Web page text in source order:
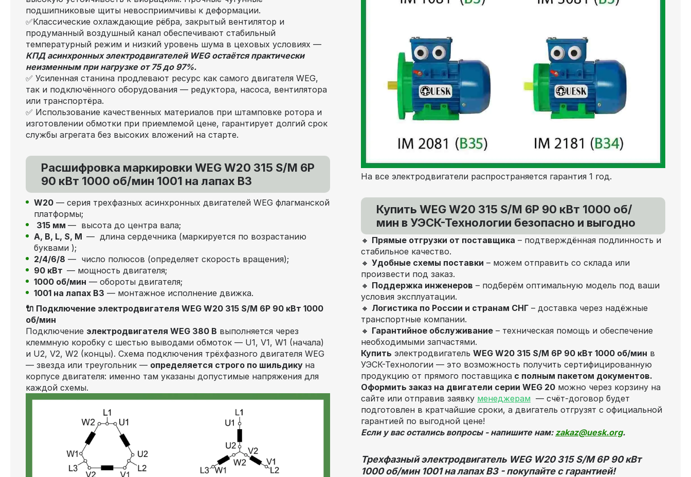
подшипниковые щиты невосприимчивы к деформации.
✅Классические охлаждающие рёбра, закрытый вентилятор и
продуманный воздушный канал обеспечивают стабильный
температурный режим и низкий уровень шума в цеховых условиях —
КПД асинхронных электродвигателей WEG остаётся практически
неизменным при нагрузке от 75 до 97%.
✅ Усиленная станина продлевают ресурс как самого двигателя WEG,
так и подключённого оборудования — редуктора, насоса, вентилятора
или транспортёра.
✅ Использование качественных материалов при штамповке ротора и
изготовлении обмотки при приемлемой цене, гарантирует долгий срок
службы агрегата без высоких вложений на старте.
Расшифровка маркировки WEG W20 315 S/M 6P
90 кВт 1000 об/мин 1001 на лапах В3
W20 — серия трехфазных асинхронных двигателей WEG флагманской
платформы;
315 мм — высота до центра вала;
А, В, L, S, М — длина сердечника (маркируется по возрастанию
буквами );
2/4/6/8 — число полюсов (определяет скорость вращения);
90 кВт — мощность двигателя;
1000 об/мин — обороты двигателя;
1001 на лапах В3 — монтажное исполнение движка.
🔌 Подключение электродвигателя WEG W20 315 S/M 6P 90 кВт 1000
об/мин
Подключение электродвигателя WEG 380 В выполняется через
клеммную коробку с шестью выводами обмоток — U1, V1, W1 (начала)
и U2, V2, W2 (концы). Схема подключения трёхфазного двигателя WEG
— звезда или треугольник — определяется строго по шильдику на
корпусе двигателя: именно там указаны допустимые напряжения для
каждой схемы.
На все электродвигатели распространяется гарантия 1 год.
Купить WEG W20 315 S/M 6P 90 кВт 1000 об/
мин в УЭСК-Технологии безопасно и выгодно
🔸 Прямые отгрузки от поставщика – подтверждённая подлинность и
стабильное качество.
🔸 Удобные схемы поставки – можем отправить со склада или
произвести под заказ.
🔸 Поддержка инженеров – подберём оптимальную модель под ваши
условия эксплуатации.
🔸 Логистика по России и странам СНГ – доставка через надёжные
транспортные компании.
🔸 Гарантийное обслуживание – техническая помощь и обеспечение
необходимыми запчастями.
Купить электродвигатель WEG W20 315 S/M 6P 90 кВт 1000 об/мин в
УЭСК-Технологии — это возможность получить сертифицированную
продукцию от прямого поставщика с полным пакетом документов.
Оформить заказ на двигатели серии WEG 20 можно через корзину на
сайте или отправив заявку менеджерам — счёт‑договор будет
подготовлен в кратчайшие сроки, а двигатель отгрузят с официальной
гарантией по выгодной цене!
Если у вас остались вопросы - напишите нам: zakaz@uesk.org.
Трехфазный электродвигатель WEG W20 315 S/M 6P 90 кВт
1000 об/мин 1001 на лапах В3 - покупайте с гарантией!